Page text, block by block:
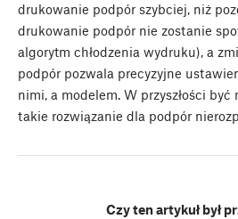
drukowanie podpór szybciej, niż
drukowanie podpór nie zostanie
algorytm chłodzenia wydruku), a
podpór pozwala precyzyjne
nimi, a modelem. W przyszłości
takie rozwiązanie dla podpór
Czy ten artykuł był